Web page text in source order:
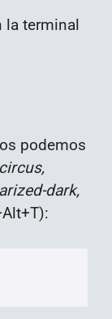
la terminal
podemos
circus,
dark,